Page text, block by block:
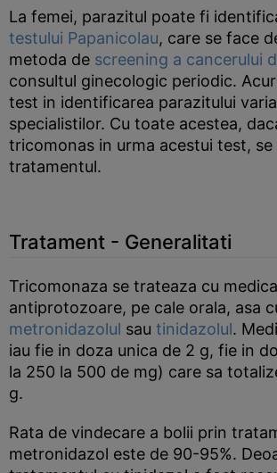
La femei, parazitul poate fi
testului Papanicolau, care se face
metoda de screening a cancerului
consultul ginecologic periodic.
test in identificarea parazitului
specialistilor. Cu toate acestea,
tricomonas in urma acestui test, se
tratamentul.
Tratament - Generalitati
Tricomonaza se trateaza cu
antiprotozoare, pe cale orala, asa
metronidazolul sau tinidazolul.
iau fie in doza unica de 2 g, fie in
la 250 la 500 de mg) care sa
g.
Rata de vindecare a bolii prin
metronidazol este de 90-95%.